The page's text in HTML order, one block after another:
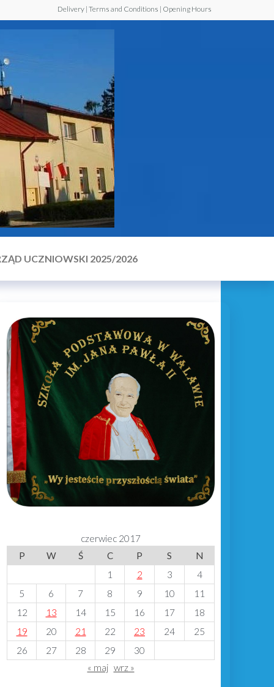
Delivery | Terms and Conditions | Opening Hours
UCZNIOWSKI 2025/2026
czerwiec 2017
P
W Ś C P S
N
1
2 3
4
5
6 7 8 9 10
11
12
13 14 15 16 17
18
19
20 21 22 23 24
25
26
27 28 29
30
« maj wrz »